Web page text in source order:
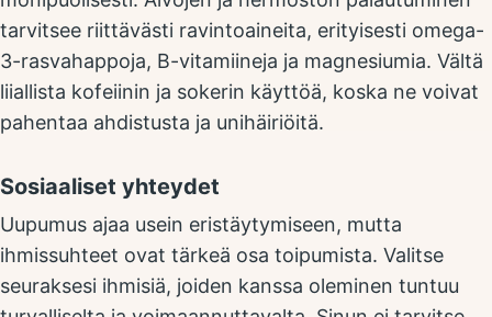
tarvitsee riittävästi ravintoaineita, erityisesti omega-
3-rasvahappoja, B-vitamiineja ja magnesiumia. Vältä
liiallista kofeiinin ja sokerin käyttöä, koska ne voivat
pahentaa ahdistusta ja unihäiriöitä.
Sosiaaliset yhteydet
Uupumus ajaa usein eristäytymiseen, mutta
ihmissuhteet ovat tärkeä osa toipumista. Valitse
seuraksesi ihmisiä, joiden kanssa oleminen tuntuu